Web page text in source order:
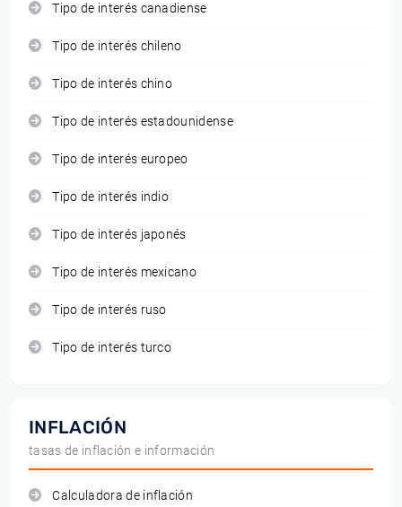
Tipo de interés canadiense
Tipo de interés chileno
Tipo de interés chino
Tipo de interés estadounidense
Tipo de interés europeo
Tipo de interés indio
Tipo de interés japonés
Tipo de interés mexicano
Tipo de interés ruso
Tipo de interés turco
INFLACIÓN
tasas de inflación e información
Calculadora de inflación